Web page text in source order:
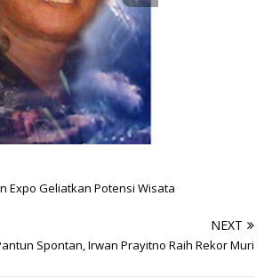
Expo Geliatkan Potensi Wisata
NEXT
Spontan, Irwan Prayitno Raih Rekor Muri